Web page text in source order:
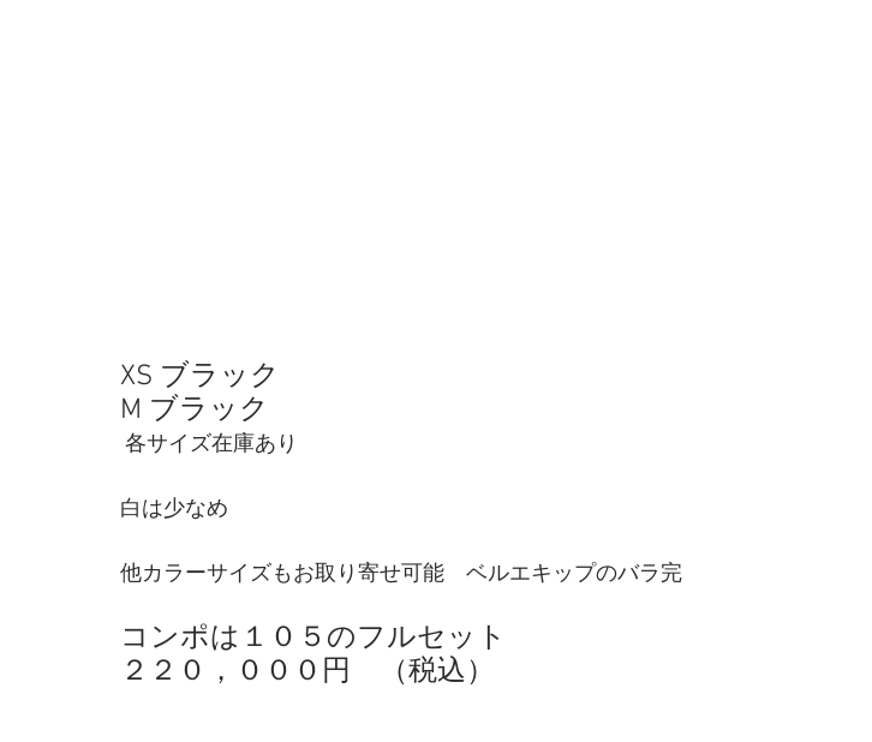
XS ブラック
M ブラック
各サイズ在庫あり
白は少なめ
他カラーサイズもお取り寄せ可能　ベルエキップのバラ完
コンポは１０５のフルセット
２２０，０００円　（税込）